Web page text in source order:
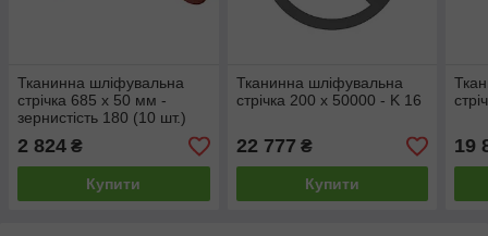
Тканинна шліфувальна
стрічка 685 x 50 мм -
зернистість 180 (10 шт.)
2 824 ₴
Купити
Тканинна шліфувальна
стрічка 200 x 50000 - K 16
22 777 ₴
Купити
19